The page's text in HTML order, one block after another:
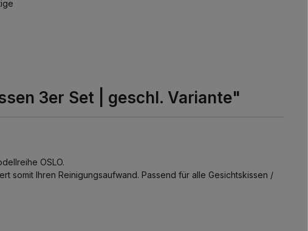
3er Set | geschl. Variante"
OSLO.
somit Ihren Reinigungsaufwand. Passend für alle Gesichtskissen /